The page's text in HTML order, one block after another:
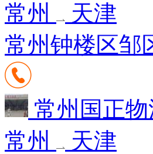
常州
天津
常州钟楼区邹
常州国正
常州
天津